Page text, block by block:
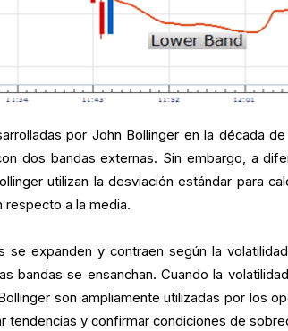
por John Bollinger en la década
dos bandas externas. Sin embargo, a
utilizan la desviación estándar para
respecto a la media.
se expanden y contraen según la
bandas se ensanchan. Cuando la
son ampliamente utilizadas por los
tendencias y confirmar condiciones de